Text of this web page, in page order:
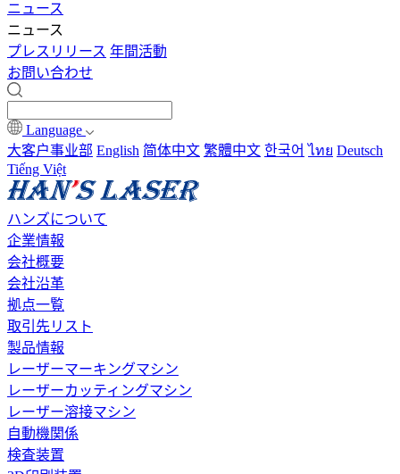
ニュース
ニュース
プレスリリース 年間活動
お問い合わせ
Language
大客户事业部 English 简体中文 繁體中文 한국어 ไทย Deutsch
Tiếng Việt
ハンズについて
企業情報
会社概要
会社沿革
拠点一覧
取引先リスト
製品情報
レーザーマーキングマシン
レーザーカッティングマシン
レーザー溶接マシン
自動機関係
検査装置